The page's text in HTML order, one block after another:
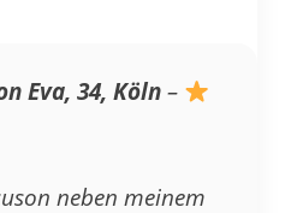
Eva, 34, Köln –
neben meinem